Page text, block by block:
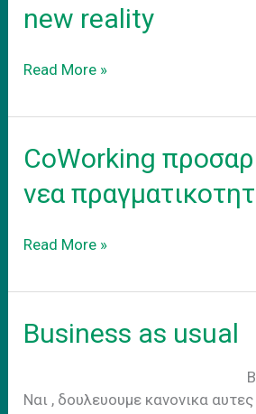
new reality
Coworking
adapt
the
reality
Read More »
CoWorking
νεα
CoWorking
στην
πραγματικοτητα
Read More »
Business as usual
Business
Nαι , δουλευουμε κανονικα